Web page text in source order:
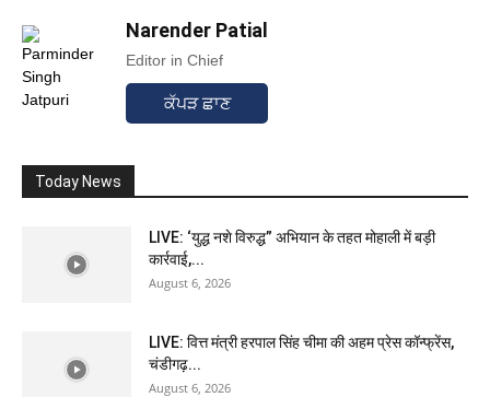
Narender Patial
Editor in Chief
ਕੱਪੜ ਛਾਣ
Today News
LIVE: ‘युद्ध नशे विरुद्ध” अभियान के तहत मोहाली में बड़ी
कार्रवाई,...
August 6, 2026
LIVE: वित्त मंत्री हरपाल सिंह चीमा की अहम प्रेस कॉन्फ्रेंस,
चंडीगढ़...
August 6, 2026